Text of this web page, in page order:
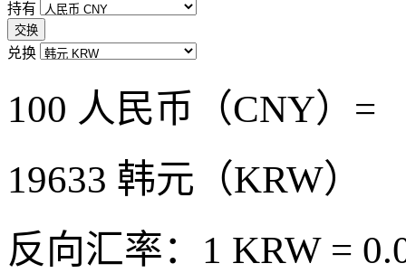
持有
交换
兑换
100 人民币（CNY）=
19633 韩元（KRW）
反向汇率：1 KRW =